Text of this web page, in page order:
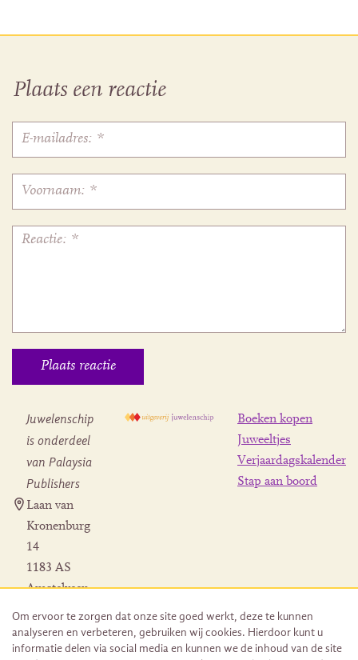
Plaats een reactie
Juwelenschip
is onderdeel
van Palaysia
Publishers
Laan van
Kronenburg
14
1183 AS
Amstelveen
Herroeping
bestelling
Boeken kopen
Juweeltjes
Verjaardagskalender
Stap aan boord
Om ervoor te zorgen dat onze site goed werkt, deze te kunnen
analyseren en verbeteren, gebruiken wij cookies. Hierdoor kunt u
informatie delen via social media en kunnen we de inhoud van de site